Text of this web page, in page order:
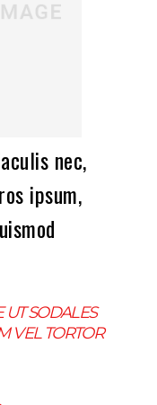
nec,
ipsum,
UT SODALES
VEL TORTOR